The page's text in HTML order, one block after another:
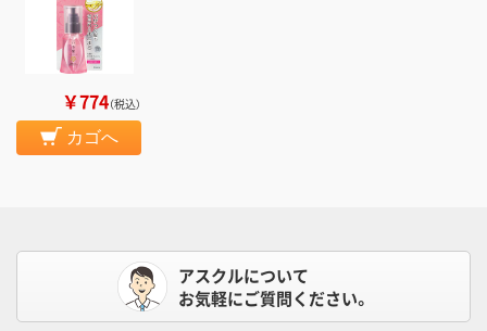
￥774（税込）
カゴへ
アスクルについて
お気軽にご質問ください。